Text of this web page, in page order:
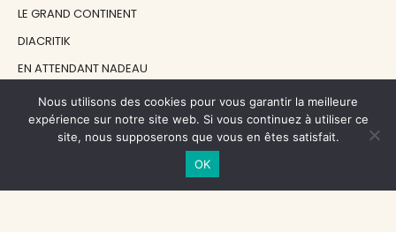
LE GRAND CONTINENT
DIACRITIK
EN ATTENDANT NADEAU
NOS SOUTIENS
Nous utilisons des cookies pour vous garantir la meilleure
expérience sur notre site web. Si vous continuez à utiliser ce
site, nous supposerons que vous en êtes satisfait.
OK